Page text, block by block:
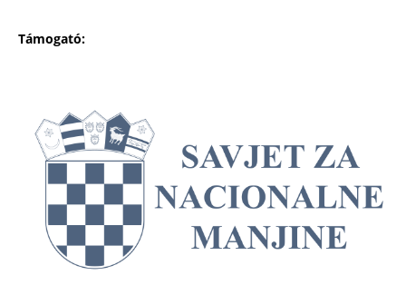
Támogató: